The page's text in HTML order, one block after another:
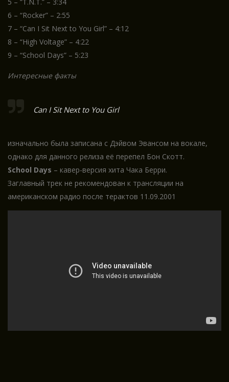
6 – “Rocker” – 2:55
7 – “Can I Sit Next to You Girl” – 4:12
8 – “High Voltage” – 4:22
9 – “School Days” – 5:23
Интересные факты
Can I Sit Next to You Girl
изначально была записана с Дэйвом Эвансом на вокале,
однако для данного релиза её перепел Бон Скотт.
School Days – кавер-версия хита Чака Берри.
Заглавный трек не рекомендован к трансляции на
американском радио после терактов 11.09.2001